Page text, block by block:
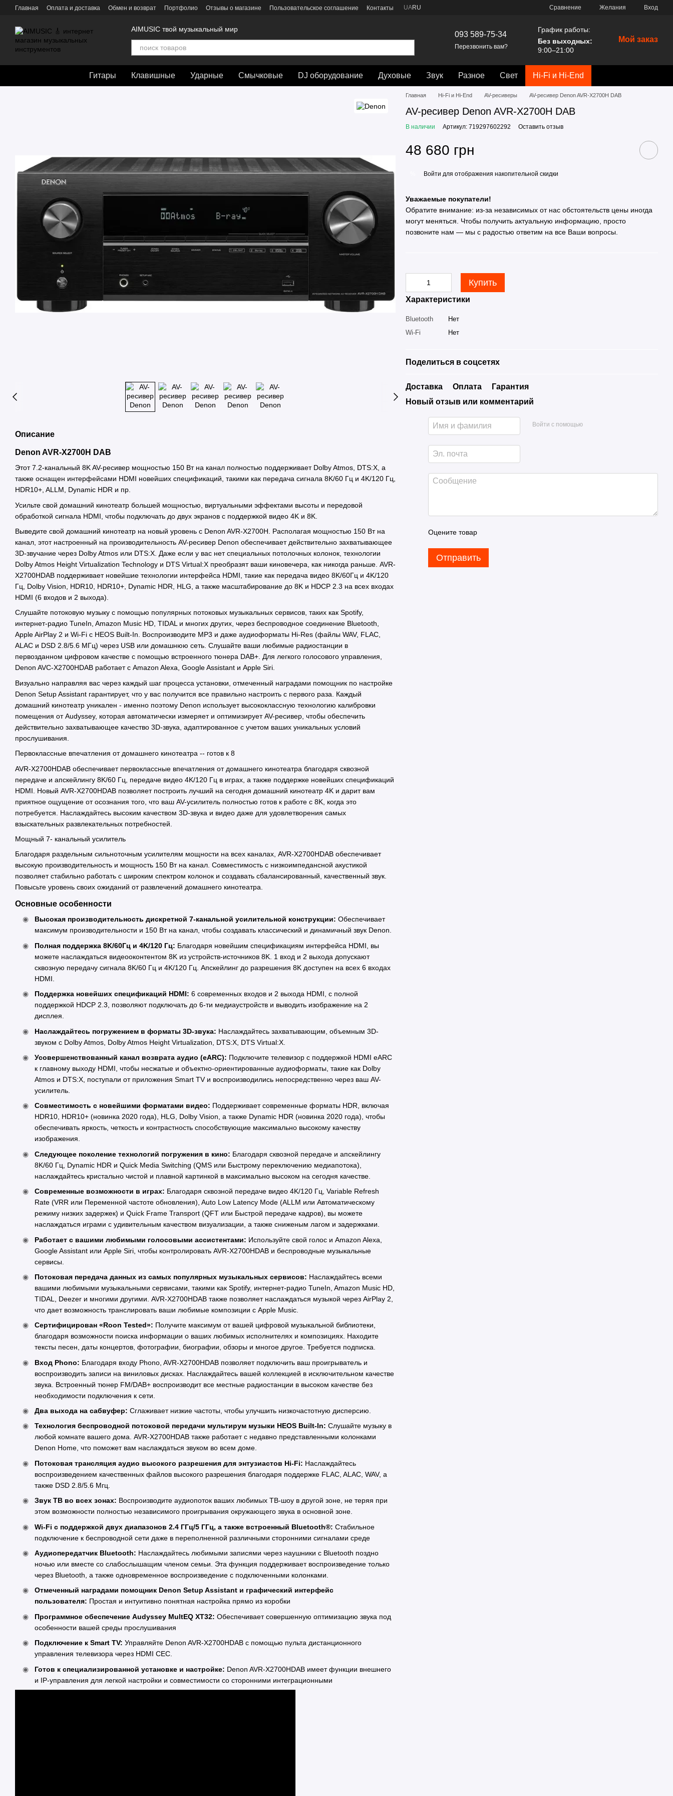
Перейти к основному контенту
Главная Оплата и доставка Обмен и возврат Портфолио Отзывы о магазине Пользовательское соглашение Контакты UARU Сравнение Желания Вход
AIMUSIC твой музыкальный мир
093 589-75-34
Перезвонить вам?
График работы:
Без выходных:
9:00–21:00
Мой заказ
Гитары Клавишные Ударные Смычковые DJ оборудование Духовые Звук Разное Свет Hi-Fi и Hi-End
Описание
Denon AVR-X2700H DAB
Этот 7.2-канальный 8K AV-ресивер мощностью 150 Вт на канал полностью поддерживает Dolby Atmos, DTS:X, а
также оснащен интерфейсами HDMI новейших спецификаций, такими как передача сигнала 8K/60 Гц и 4K/120 Гц,
HDR10+, ALLM, Dynamic HDR и пр.
Усильте свой домашний кинотеатр большей мощностью, виртуальными эффектами высоты и передовой
обработкой сигнала HDMI, чтобы подключать до двух экранов с поддержкой видео 4K и 8K.
Выведите свой домашний кинотеатр на новый уровень с Denon AVR-X2700H. Располагая мощностью 150 Вт на
канал, этот настроенный на производительность AV-ресивер Denon обеспечивает действительно захватывающее
3D-звучание через Dolby Atmos или DTS:X. Даже если у вас нет специальных потолочных колонок, технологии
Dolby Atmos Height Virtualization Technology и DTS Virtual:X преобразят ваши киновечера, как никогда раньше. AVR-
X2700HDAB поддерживает новейшие технологии интерфейса HDMI, такие как передача видео 8K/60Гц и 4K/120
Гц, Dolby Vision, HDR10, HDR10+, Dynamic HDR, HLG, а также масштабирование до 8K и HDCP 2.3 на всех входах
HDMI (6 входов и 2 выхода).
Слушайте потоковую музыку с помощью популярных потоковых музыкальных сервисов, таких как Spotify,
интернет-радио TuneIn, Amazon Music HD, TIDAL и многих других, через беспроводное соединение Bluetooth,
Apple AirPlay 2 и Wi-Fi с HEOS Built-In. Воспроизводите MP3 и даже аудиоформаты Hi-Res (файлы WAV, FLAC,
ALAC и DSD 2.8/5.6 МГц) через USB или домашнюю сеть. Слушайте ваши любимые радиостанции в
первозданном цифровом качестве с помощью встроенного тюнера DAB+. Для легкого голосового управления,
Denon AVC-X2700HDAB работает с Amazon Alexa, Google Assistant и Apple Siri.
Визуально направляя вас через каждый шаг процесса установки, отмеченный наградами помощник по настройке
Denon Setup Assistant гарантирует, что у вас получится все правильно настроить с первого раза. Каждый
домашний кинотеатр уникален - именно поэтому Denon использует высококлассную технологию калибровки
помещения от Audyssey, которая автоматически измеряет и оптимизирует AV-ресивер, чтобы обеспечить
действительно захватывающее качество 3D-звука, адаптированное с учетом ваших уникальных условий
прослушивания.
Первоклассные впечатления от домашнего кинотеатра -- готов к 8
AVR-X2700HDAB обеспечивает первоклассные впечатления от домашнего кинотеатра благодаря сквозной
передаче и апскейлингу 8K/60 Гц, передаче видео 4K/120 Гц в играх, а также поддержке новейших спецификаций
HDMI. Новый AVR-X2700HDAB позволяет построить лучший на сегодня домашний кинотеатр 4K и дарит вам
приятное ощущение от осознания того, что ваш AV-усилитель полностью готов к работе с 8K, когда это
потребуется. Наслаждайтесь высоким качеством 3D-звука и видео даже для удовлетворения самых
взыскательных развлекательных потребностей.
Мощный 7- канальный усилитель
Благодаря раздельным сильноточным усилителям мощности на всех каналах, AVR-X2700HDAB обеспечивает
высокую производительность и мощность 150 Вт на канал. Совместимость с низкоимпедансной акустикой
позволяет стабильно работать с широким спектром колонок и создавать сбалансированный, качественный звук.
Повысьте уровень своих ожиданий от развлечений домашнего кинотеатра.
Основные особенности
Высокая производительность дискретной 7-канальной усилительной конструкции: Обеспечивает
максимум производительности и 150 Вт на канал, чтобы создавать классический и динамичный звук Denon.
Полная поддержка 8K/60Гц и 4K/120 Гц: Благодаря новейшим спецификациям интерфейса HDMI, вы
можете наслаждаться видеооконтентом 8K из устройств-источников 8K. 1 вход и 2 выхода допускают
сквозную передачу сигнала 8K/60 Гц и 4K/120 Гц. Апскейлинг до разрешения 8K доступен на всех 6 входах
HDMI.
Поддержка новейших спецификаций HDMI: 6 современных входов и 2 выхода HDMI, с полной
поддержкой HDCP 2.3, позволяют подключать до 6-ти медиаустройств и выводить изображение на 2
дисплея.
Наслаждайтесь погружением в форматы 3D-звука: Наслаждайтесь захватывающим, объемным 3D-
звуком с Dolby Atmos, Dolby Atmos Height Virtualization, DTS:X, DTS Virtual:X.
Усовершенствованный канал возврата аудио (eARC): Подключите телевизор с поддержкой HDMI eARC
к главному выходу HDMI, чтобы несжатые и объектно-ориентированные аудиоформаты, такие как Dolby
Atmos и DTS:X, поступали от приложения Smart TV и воспроизводились непосредственно через ваш AV-
усилитель.
Совместимость с новейшими форматами видео: Поддерживает современные форматы HDR, включая
HDR10, HDR10+ (новинка 2020 года), HLG, Dolby Vision, а также Dynamic HDR (новинка 2020 года), чтобы
обеспечивать яркость, четкость и контрастность способствующие максимально высокому качеству
изображения.
Следующее поколение технологий погружения в кино: Благодаря сквозной передаче и апскейлингу
8K/60 Гц, Dynamic HDR и Quick Media Switching (QMS или Быстрому переключению медиапотока),
наслаждайтесь кристально чистой и плавной картинкой в максимально высоком на сегодня качестве.
Современные возможности в играх: Благодаря сквозной передаче видео 4K/120 Гц, Variable Refresh
Rate (VRR или Переменной частоте обновления), Auto Low Latency Mode (ALLM или Автоматическому
режиму низких задержек) и Quick Frame Transport (QFT или Быстрой передаче кадров), вы можете
наслаждаться играми с удивительным качеством визуализации, а также сниженым лагом и задержками.
Работает с вашими любимыми голосовыми ассистентами: Используйте свой голос и Amazon Alexa,
Google Assistant или Apple Siri, чтобы контролировать AVR-X2700HDAB и беспроводные музыкальные
сервисы.
Потоковая передача данных из самых популярных музыкальных сервисов: Наслаждайтесь всеми
вашими любимыми музыкальными сервисами, такими как Spotify, интернет-радио TuneIn, Amazon Music HD,
TIDAL, Deezer и многими другими. AVR-X2700HDAB также позволяет наслаждаться музыкой через AirPlay 2,
что дает возможность транслировать ваши любимые композиции с Apple Music.
Сертифицирован «Roon Tested»: Получите максимум от вашей цифровой музыкальной библиотеки,
благодаря возможности поиска информации о ваших любимых исполнителях и композициях. Находите
тексты песен, даты концертов, фотографии, биографии, обзоры и многое другое. Требуется подписка.
Вход Phono: Благодаря входу Phono, AVR-X2700HDAB позволяет подключить ваш проигрыватель и
воспроизводить записи на виниловых дисках. Наслаждайтесь вашей коллекцией в исключительном качестве
звука. Встроенный тюнер FM/DAB+ воспроизводит все местные радиостанции в высоком качестве без
необходимости подключения к сети.
Два выхода на сабвуфер: Сглаживает низкие частоты, чтобы улучшить низкочастотную дисперсию.
Технология беспроводной потоковой передачи мультирум музыки HEOS Built-In: Слушайте музыку в
любой комнате вашего дома. AVR-X2700HDAB также работает с недавно представленными колонками
Denon Home, что поможет вам наслаждаться звуком во всем доме.
Потоковая трансляция аудио высокого разрешения для энтузиастов Hi-Fi: Наслаждайтесь
воспроизведением качественных файлов высокого разрешения благодаря поддержке FLAC, ALAC, WAV, а
также DSD 2.8/5.6 Мгц.
Звук ТВ во всех зонах: Воспроизводите аудиопоток ваших любимых ТВ-шоу в другой зоне, не теряя при
этом возможности полностью независимого проигрывания окружающего звука в основной зоне.
Wi-Fi с поддержкой двух диапазонов 2.4 ГГц/5 ГГц, а также встроенный Bluetooth®: Cтабильное
подключение к беспроводной сети даже в переполненной различными сторонними сигналами среде
Аудиопередатчик Bluetooth: Наслаждайтесь любимыми записями через наушники с Bluetooth поздно
ночью или вместе со слабослышащим членом семьи. Эта функция поддерживает воспроизведение только
через Bluetooth, а также одновременное воспроизведение с подключенными колонками.
Отмеченный наградами помощник Denon Setup Assistant и графический интерфейс
пользователя: Простая и интуитивно понятная настройка прямо из коробки
Программное обеспечение Audyssey MultEQ XT32: Обеспечивает совершенную оптимизацию звука под
особенности вашей среды прослушивания
Подключение к Smart TV: Управляйте Denon AVR-X2700HDAB с помощью пульта дистанционного
управления телевизора через HDMI CEC.
Готов к специализированной установке и настройке: Denon AVR-X2700HDAB имеет функции внешнего
и IP-управления для легкой настройки и совместимости со сторонними интеграционными
Главная Hi-Fi и Hi-End AV-ресиверы AV-ресивер Denon AVR-X2700H DAB
AV-ресивер Denon AVR-X2700H DAB
В наличии Артикул: 719297602292 Оставить отзыв
48 680 грн
Войти для отображения накопительной скидки
Уважаемые покупатели!
Обратите внимание: из-за независимых от нас обстоятельств цены иногда
могут меняться. Чтобы получить актуальную информацию, просто
позвоните нам — мы с радостью ответим на все Ваши вопросы.
Купить
Характеристики
Bluetooth
Нет
Wi-Fi
Нет
Поделиться в соцсетях
Доставка Оплата
Гарантия
Новый отзыв или комментарий
Войти с помощью
Оцените товар
Отправить